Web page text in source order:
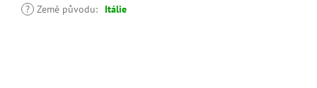
? Země původu: Itálie